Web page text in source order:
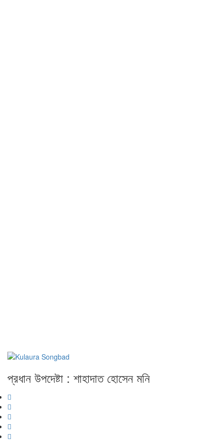
প্রধান উপদেষ্টা : শাহাদাত হোসেন মনি